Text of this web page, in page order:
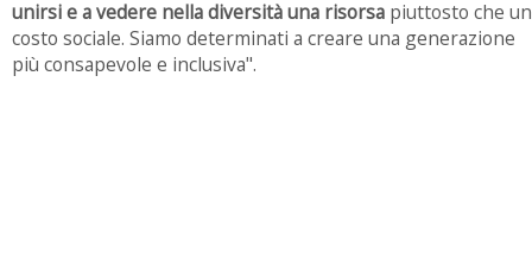
unirsi e a vedere nella diversità una risorsa piuttosto che un
costo sociale. Siamo determinati a creare una generazione
più consapevole e inclusiva".